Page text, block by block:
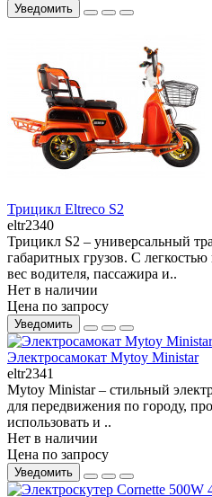
Уведомить
Трицикл Eltreco S2
eltr2340
Трицикл S2 – универсальный
габаритных грузов. С
вес водителя, пассажира и..
Нет в наличии
Цена по запросу
Уведомить
Электросамокат Mytoy Ministar
eltr2341
Mytoy Ministar – стильный
для передвижения по городу,
использовать и ..
Нет в наличии
Цена по запросу
Уведомить